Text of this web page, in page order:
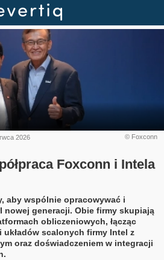
© Foxconn
2026
Foxconn i Intela
aby wspólnie opracowywać i
nowej generacji. Obie firmy skupiają
obliczeniowych, łącząc
scalonych firmy Intel z
oraz doświadczeniem w integracji